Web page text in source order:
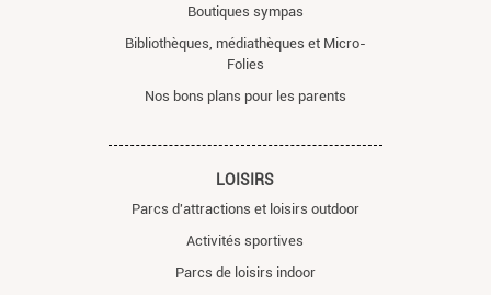
Boutiques sympas
Bibliothèques, médiathèques et Micro-
Folies
Nos bons plans pour les parents
LOISIRS
Parcs d'attractions et loisirs outdoor
Activités sportives
Parcs de loisirs indoor